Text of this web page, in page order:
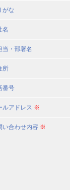
がな
名
当・部署名
所
番号
ルアドレス ※
い合わせ内容 ※